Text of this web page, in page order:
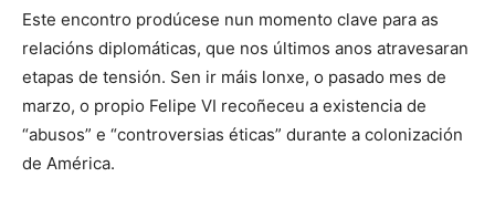
Este encontro prodúcese nun momento clave para as
relacións diplomáticas, que nos últimos anos atravesaran
etapas de tensión. Sen ir máis lonxe, o pasado mes de
marzo, o propio Felipe VI recoñeceu a existencia de
“abusos” e “controversias éticas” durante a colonización
de América.